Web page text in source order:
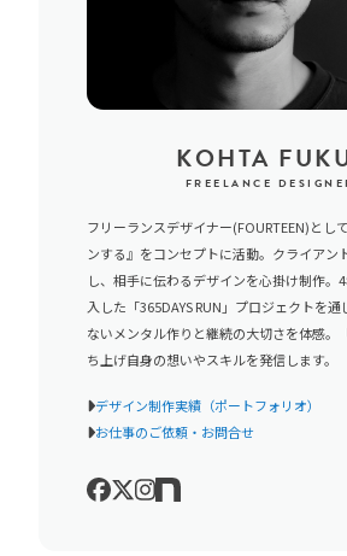
KOHTA
FREELANCE
フリーランスデザイナー(FOURTEEN)とし
ンする』をコンセプトに活動。クライアン
し、相手に伝わるデザインを心掛け制作。
入した「365DAYS RUN」プロジェクトを
ないメンタル作りと継続の大切さを体感。
ち上げ自身の想いやスキルを発信します。
デザイン制作実績（ポートフォリオ）
お仕事のご依頼・お問合せ